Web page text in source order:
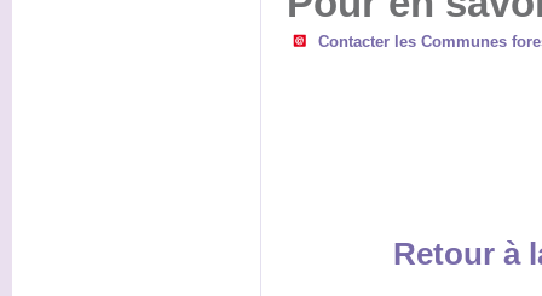
Contacter les Communes
Retour à